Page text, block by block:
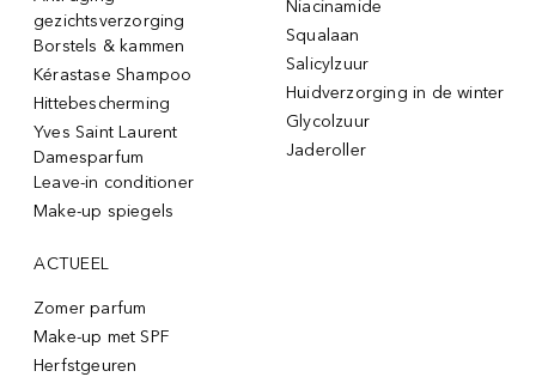
gezichtsverzorging
Borstels & kammen
Kérastase Shampoo
Hittebescherming
Yves Saint Laurent
Damesparfum
Leave-in conditioner
Make-up spiegels
Niacinamide
Squalaan
Salicylzuur
Huidverzorging in de winter
Glycolzuur
Jaderoller
ACTUEEL
Zomer parfum
Make-up met SPF
Herfstgeuren